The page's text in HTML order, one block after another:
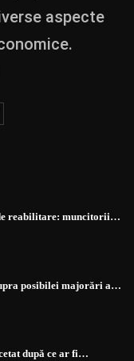
aspecte
reabilitare: muncitorii…
posibilei majorări a…
după ce ar fi…